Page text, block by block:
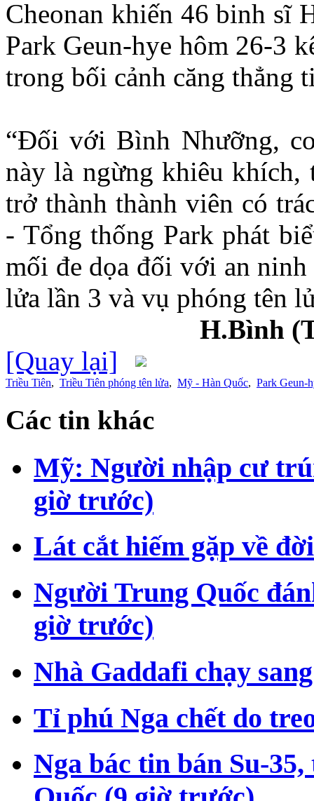
Cheonan khiến 46 binh sĩ
Park Geun-hye hôm 26-3
trong bối cảnh căng thẳng
“Đối với Bình Nhưỡng,
này là ngừng khiêu
trở thành thành viên có
- Tổng thống Park phát
mối đe dọa đối với an
lửa lần 3 và vụ phóng tên
H.Bình
[Quay lại]
Triều Tiên, Triều Tiên phóng tên lửa, Mỹ - Hàn Quốc, Park Geun-
Các tin khác
Mỹ: Người nhập cư
giờ trước)
Lát cắt hiếm gặp về
Người Trung Quốc
giờ trước)
Nhà Gaddafi chạy
Tỉ phú Nga chết do
Nga bác tin bán Su-